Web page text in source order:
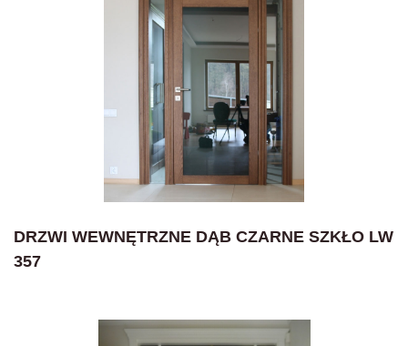
DRZWI WEWNĘTRZNE DĄB CZARNE SZKŁO LW
357